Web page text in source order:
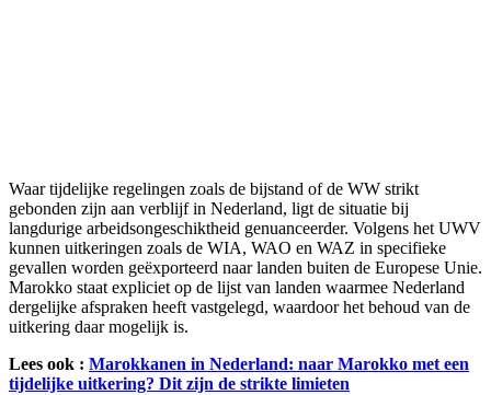
Waar tijdelijke regelingen zoals de bijstand of de WW strikt
gebonden zijn aan verblijf in Nederland, ligt de situatie bij
langdurige arbeidsongeschiktheid genuanceerder. Volgens het UWV
kunnen uitkeringen zoals de WIA, WAO en WAZ in specifieke
gevallen worden geëxporteerd naar landen buiten de Europese Unie.
Marokko staat expliciet op de lijst van landen waarmee Nederland
dergelijke afspraken heeft vastgelegd, waardoor het behoud van de
uitkering daar mogelijk is.
Lees ook : Marokkanen in Nederland: naar Marokko met een
tijdelijke uitkering? Dit zijn de strikte limieten